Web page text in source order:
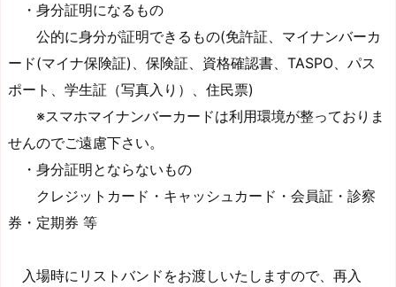
・身分証明になるもの
公的に身分が証明できるもの(免許証、マイナンバーカ
ード(マイナ保険証)、保険証、資格確認書、TASPO、パス
ポート、学生証（写真入り）、住民票)
※スマホマイナンバーカードは利用環境が整っておりま
せんのでご遠慮下さい。
・身分証明とならないもの
クレジットカード・キャッシュカード・会員証・診察
券・定期券 等
入場時にリストバンドをお渡しいたしますので、再入